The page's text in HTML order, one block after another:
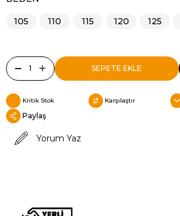
105 110 115 120 125
Kritik Stok Karşılaştır
Paylaş
Yorum Yaz